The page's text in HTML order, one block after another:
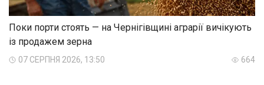
Поки порти стоять — на Чернігівщині аграрії вичікують
із продажем зерна
07 СЕРПНЯ 2026, 13:50 664